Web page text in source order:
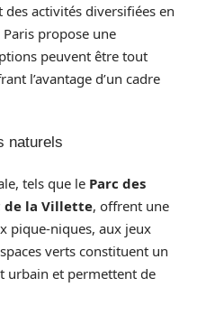
activités diversifiées en
Paris propose une
peuvent être tout
l’avantage d’un cadre
naturels
tels que le Parc des
de la Villette, offrent une
pique-niques, aux jeux
verts constituent un
urbain et permettent de